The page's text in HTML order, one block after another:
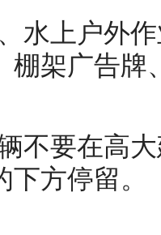
水上户外
棚架广告牌
不要在高
方停留。